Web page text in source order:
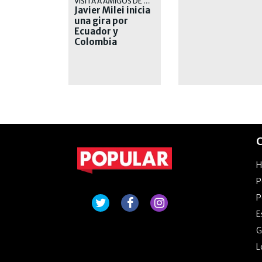
Javier Milei inicia
una gira por
Ecuador y
Colombia